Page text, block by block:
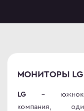
МОНИТОРЫ LG
LG
-
компания,